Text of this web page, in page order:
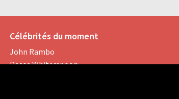
Célébrités du moment
John Rambo
Reese Whiterspoon